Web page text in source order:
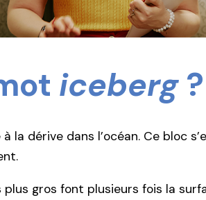
iceberg?
la dérive dans l’océan. Ce bloc
gros font plusieurs fois la